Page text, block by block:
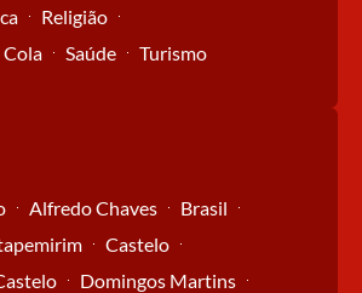
Religião
Cola
Saúde Turismo
Alfredo Chaves
Brasil
Castelo
Domingos Martins